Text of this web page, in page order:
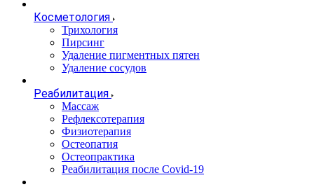
Косметология
Трихология
Пирсинг
Удаление пигментных пятен
Удаление сосудов
Реабилитация
Массаж
Рефлексотерапия
Физиотерапия
Остеопатия
Остеопрактика
Реабилитация после Covid-19